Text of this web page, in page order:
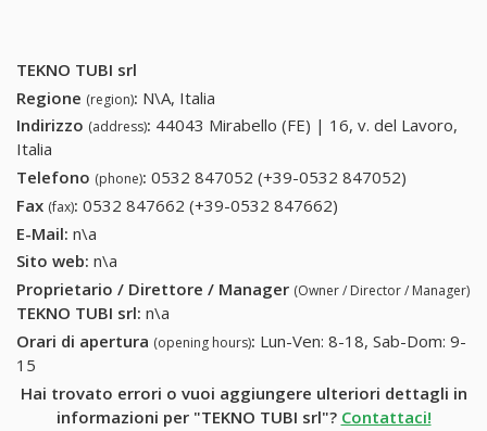
TEKNO TUBI srl
Regione (region): N\A, Italia
Indirizzo (address): 44043 Mirabello (FE) | 16, v. del Lavoro,
Italia
Telefono (phone): 0532 847052 (+39-0532 847052)
Fax (fax): 0532 847662 (+39-0532 847662)
E-Mail: n\a
Sito web: n\a
Proprietario / Direttore / Manager (Owner / Director / Manager)
TEKNO TUBI srl: n\a
Orari di apertura (opening hours): Lun-Ven: 8-18, Sab-Dom: 9-
15
Hai trovato errori o vuoi aggiungere ulteriori dettagli in
informazioni per "TEKNO TUBI srl"? Contattaci!